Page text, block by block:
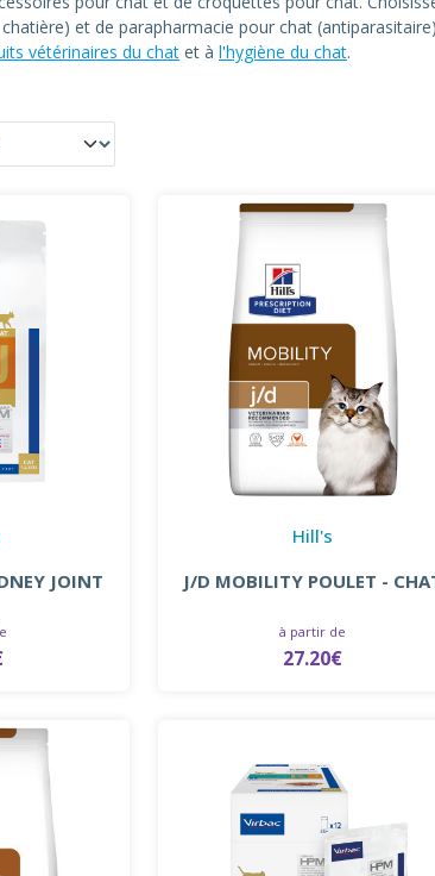
et de parapharmacie pour chat
vétérinaires du chat et à l'hygiène du chat.
JOINT
Hill's
J/D MOBILITY POULET -
à partir de
27.20€